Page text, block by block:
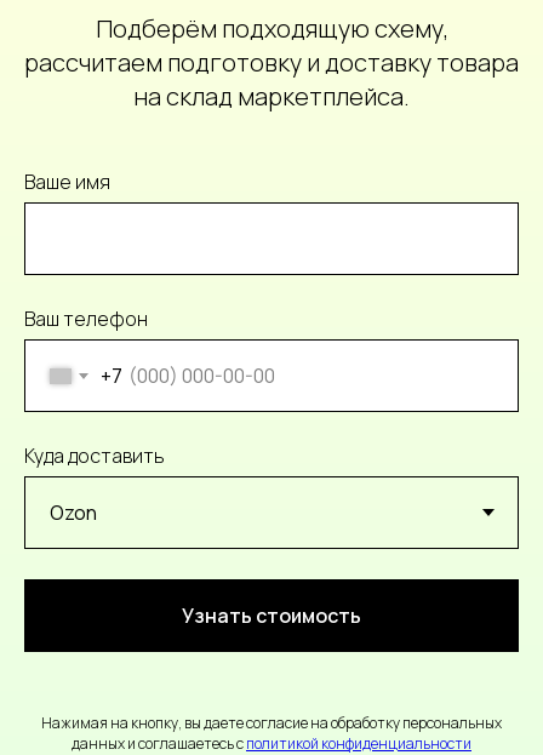
Подберём подходящую схему,
рассчитаем подготовку и доставку товара
на склад маркетплейса.
Ваше имя
Ваш телефон
+7
Куда доставить
Узнать стоимость
Нажимая на кнопку, вы даете согласие на обработку персональных
данных и соглашаетесь cполитикой конфиденциальности